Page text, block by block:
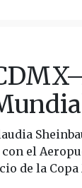
el
de la Copa